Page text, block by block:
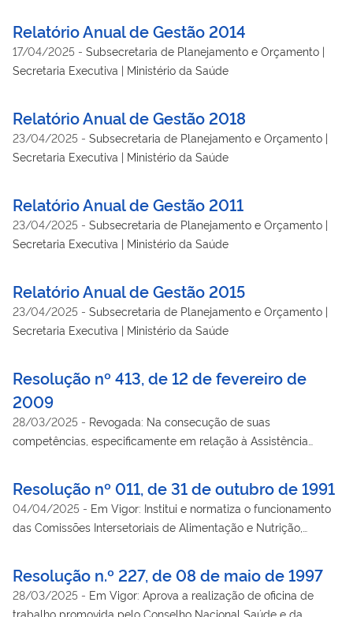
Relatório Anual de Gestão 2014
17/04/2025 - Subsecretaria de Planejamento e Orçamento |
Secretaria Executiva | Ministério da Saúde
Relatório Anual de Gestão 2018
23/04/2025 - Subsecretaria de Planejamento e Orçamento |
Secretaria Executiva | Ministério da Saúde
Relatório Anual de Gestão 2011
23/04/2025 - Subsecretaria de Planejamento e Orçamento |
Secretaria Executiva | Ministério da Saúde
Relatório Anual de Gestão 2015
23/04/2025 - Subsecretaria de Planejamento e Orçamento |
Secretaria Executiva | Ministério da Saúde
Resolução nº 413, de 12 de fevereiro de
2009
28/03/2025 - Revogada: Na consecução de suas
competências, especificamente em relação à Assistência
Ordinária, de 11 e 12 de setembro de 2008; Revogada pela
Resolução 488/13
Resolução nº 011, de 31 de outubro de 1991
04/04/2025 - Em Vigor: Institui e normatiza o funcionamento
das Comissões Intersetoriais de Alimentação e Nutrição,
Farmacoepidemiologia, Saúde do Trabalhador, Saúde do Índio;
Em Vigor com Alterações
Resolução n.º 227, de 08 de maio de 1997
28/03/2025 - Em Vigor: Aprova a realização de oficina de
trabalho promovida pelo Conselho Nacional Saúde e da